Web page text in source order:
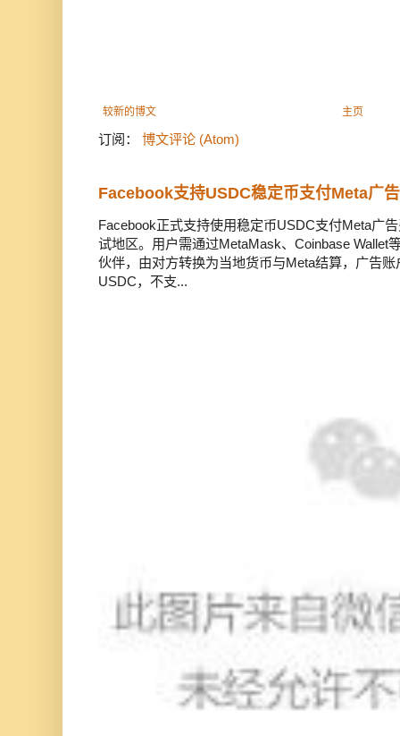
较新的博文 主页
订阅： 博文评论 (Atom)
Facebook支持USDC稳定币支付Meta广
Facebook正式支持使用稳定币USDC支付Meta广
试地区。用户需通过MetaMask、Coinbase Wallet
伙伴，由对方转换为当地货币与Meta结算，广告
USDC，不支...